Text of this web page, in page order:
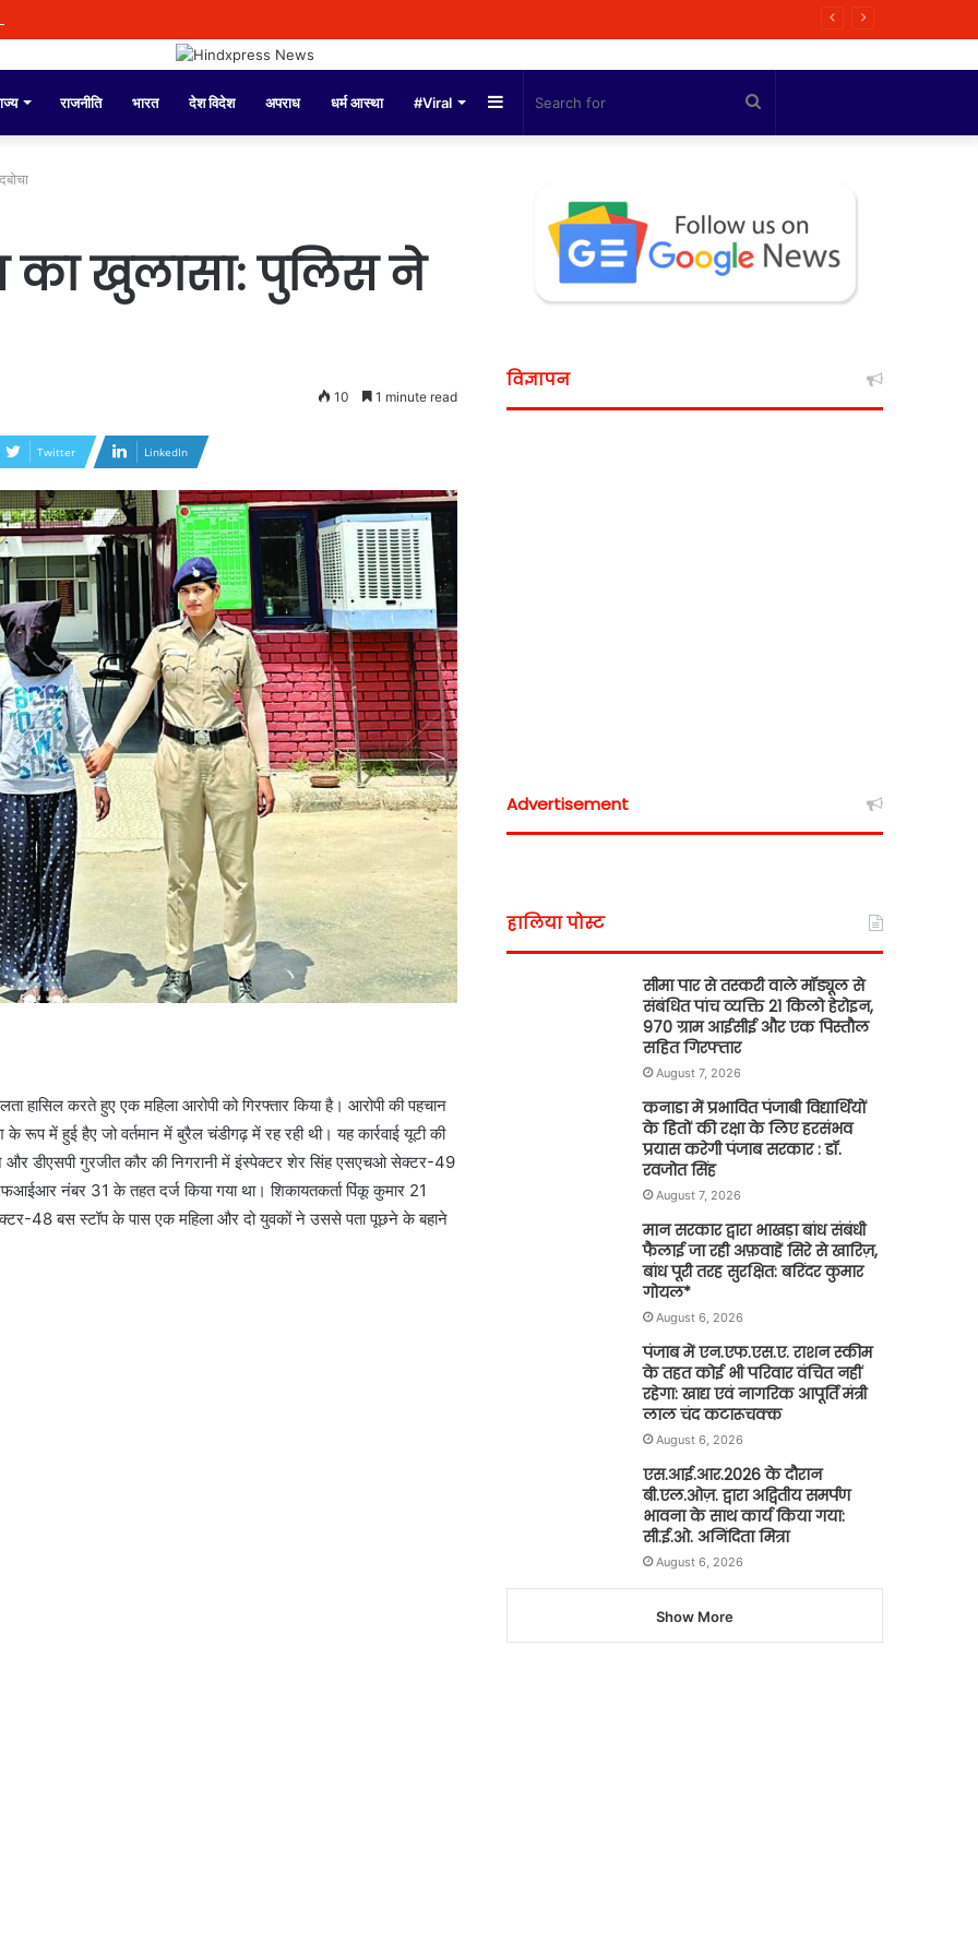
दौरान बी.एल.ओज़. द्वारा अद्वितीय समर्पण भावना के साथ कार्य किया गया: सी.ई.ओ. अनिंदिता मित्रा
राजनीति भारत देश विदेश अपराध धर्म आस्था #Viral Sidebar
खुलासा: पुलिस ने
10 1 minute read
Twitter LinkedIn
करते हुए एक महिला आरोपी को गिरफ्तार किया है। आरोपी की पहचान
रूप में हुई हैए जो वर्तमान में बुरैल चंडीगढ़ में रह रही थी। यह कार्रवाई यूटी की
और डीएसपी गुरजीत कौर की निगरानी में इंस्पेक्टर शेर सिंह एसएचओ सेक्टर-49
नंबर 31 के तहत दर्ज किया गया था। शिकायतकर्ता पिंकू कुमार 21
48 बस स्टॉप के पास एक महिला और दो युवकों ने उससे पता पूछने के बहाने
विज्ञापन
Advertisement
हालिया पोस्ट
सीमा पार से तस्करी वाले मॉड्यूल से
संबंधित पांच व्यक्ति 21 किलो हेरोइन,
970 ग्राम आईसीई और एक पिस्तौल
सहित गिरफ्तार
August 7, 2026
कनाडा में प्रभावित पंजाबी विद्यार्थियों
के हितों की रक्षा के लिए हरसंभव
प्रयास करेगी पंजाब सरकार : डॉ.
रवजोत सिंह
August 7, 2026
मान सरकार द्वारा भाखड़ा बांध संबंधी
फैलाई जा रही अफ़वाहें सिरे से खारिज़,
बांध पूरी तरह सुरक्षित: बरिंदर कुमार
गोयल*
August 6, 2026
पंजाब में एन.एफ.एस.ए. राशन स्कीम
के तहत कोई भी परिवार वंचित नहीं
रहेगा: खाद्य एवं नागरिक आपूर्ति मंत्री
लाल चंद कटारूचक्क
August 6, 2026
एस.आई.आर.2026 के दौरान
बी.एल.ओज़. द्वारा अद्वितीय समर्पण
भावना के साथ कार्य किया गया:
सी.ई.ओ. अनिंदिता मित्रा
August 6, 2026
Show More